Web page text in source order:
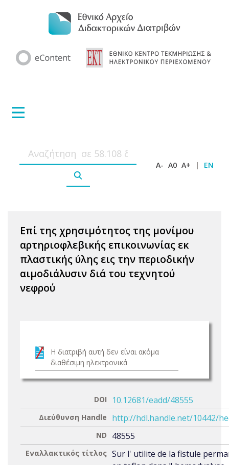
A- A0 A+ | EN
Επί της χρησιμότητος της μονίμου
αρτηριοφλεβικής επικοινωνίας εκ
πλαστικής ύλης εις την περιοδικήν
αιμοδιάλυσιν διά του τεχνητού
νεφρού
Η διατριβή αυτή δεν είναι ακόμα
διαθέσιμη ηλεκτρονικά
DOI 10.12681/eadd/48555
Διεύθυνση Handle http://hdl.handle.net/10442/
ND 48555
Εναλλακτικός τίτλος Sur l' utilite de la fistule